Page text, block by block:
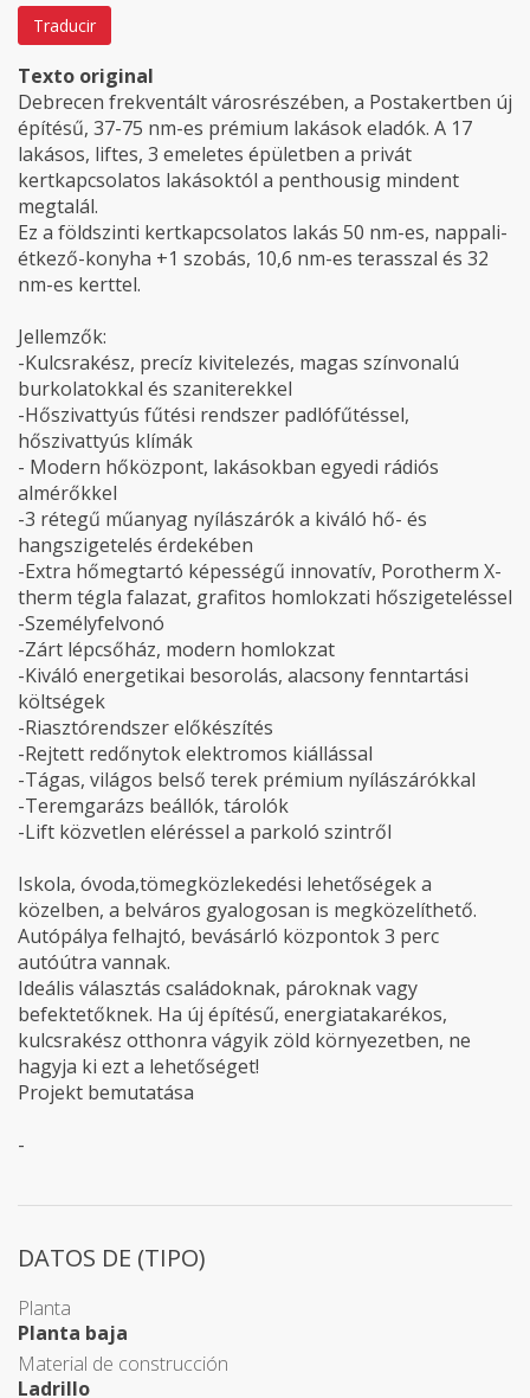
Traducir
Texto original
Debrecen frekventált városrészében, a Postakertben új
építésű, 37-75 nm-es prémium lakások eladók. A 17
lakásos, liftes, 3 emeletes épületben a privát
kertkapcsolatos lakásoktól a penthousig mindent
megtalál.
Ez a földszinti kertkapcsolatos lakás 50 nm-es, nappali-
étkező-konyha +1 szobás, 10,6 nm-es terasszal és 32
nm-es kerttel.
Jellemzők:
-Kulcsrakész, precíz kivitelezés, magas színvonalú
burkolatokkal és szaniterekkel
-Hőszivattyús fűtési rendszer padlófűtéssel,
hőszivattyús klímák
- Modern hőközpont, lakásokban egyedi rádiós
almérőkkel
-3 rétegű műanyag nyílászárók a kiváló hő- és
hangszigetelés érdekében
-Extra hőmegtartó képességű innovatív, Porotherm X-
therm tégla falazat, grafitos homlokzati hőszigeteléssel
-Személyfelvonó
-Zárt lépcsőház, modern homlokzat
-Kiváló energetikai besorolás, alacsony fenntartási
költségek
-Riasztórendszer előkészítés
-Rejtett redőnytok elektromos kiállással
-Tágas, világos belső terek prémium nyílászárókkal
-Teremgarázs beállók, tárolók
-Lift közvetlen eléréssel a parkoló szintről
Iskola, óvoda,tömegközlekedési lehetőségek a
közelben, a belváros gyalogosan is megközelíthető.
Autópálya felhajtó, bevásárló központok 3 perc
autóútra vannak.
Ideális választás családoknak, pároknak vagy
befektetőknek. Ha új építésű, energiatakarékos,
kulcsrakész otthonra vágyik zöld környezetben, ne
hagyja ki ezt a lehetőséget!
Projekt bemutatása
-
DATOS DE (TIPO)
Planta
Planta baja
Material de construcción
Ladrillo